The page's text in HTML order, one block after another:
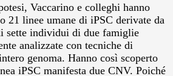
Vaccarino e colleghi hanno
21 linee umane di iPSC derivate da
sette individui di due famiglie
analizzate con tecniche di
genoma. Hanno così scoperto
iPSC manifesta due CNV. Poiché